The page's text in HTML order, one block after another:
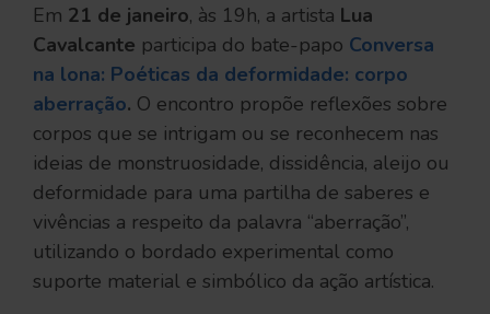
Em 21 de janeiro, às 19h, a artista Lua
Cavalcante participa do bate-papo Conversa
na lona: Poéticas da deformidade: corpo
aberração. O encontro propõe reflexões sobre
corpos que se intrigam ou se reconhecem nas
ideias de monstruosidade, dissidência, aleijo ou
deformidade para uma partilha de saberes e
vivências a respeito da palavra “aberração”,
utilizando o bordado experimental como
suporte material e simbólico da ação artística.